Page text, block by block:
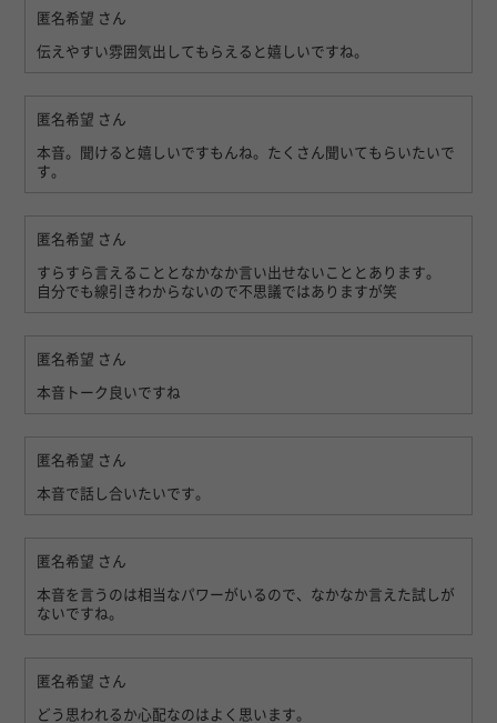
匿名希望 さん
伝えやすい雰囲気出してもらえると嬉しいですね。
匿名希望 さん
本音。聞けると嬉しいですもんね。たくさん聞いてもらいたいで
す。
匿名希望 さん
すらすら言えることとなかなか言い出せないこととあります。
自分でも線引きわからないので不思議ではありますが笑
匿名希望 さん
本音トーク良いですね
匿名希望 さん
本音で話し合いたいです。
匿名希望 さん
本音を言うのは相当なパワーがいるので、なかなか言えた試しが
ないですね。
匿名希望 さん
どう思われるか心配なのはよく思います。